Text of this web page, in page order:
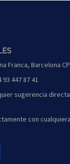
Franca, Barcelona
93 447 87 41
sugerencia
con